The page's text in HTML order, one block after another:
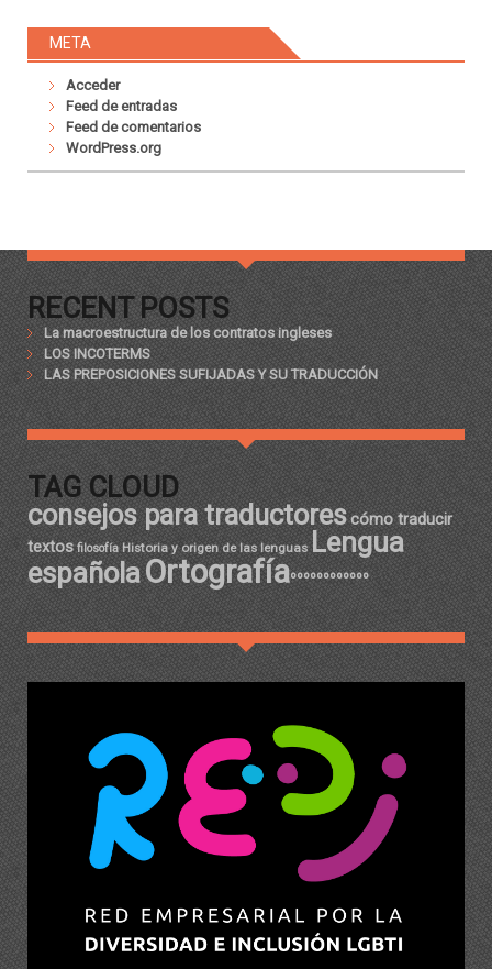
META
Acceder
Feed de entradas
Feed de comentarios
WordPress.org
RECENT POSTS
La macroestructura de los contratos ingleses
LOS INCOTERMS
LAS PREPOSICIONES SUFIJADAS Y SU TRADUCCIÓN
TAG CLOUD
consejos para traductorescómo traducir
textos filosofía Historia y origen de las lenguas Lengua
españolaOrtografíaºººººººººººº